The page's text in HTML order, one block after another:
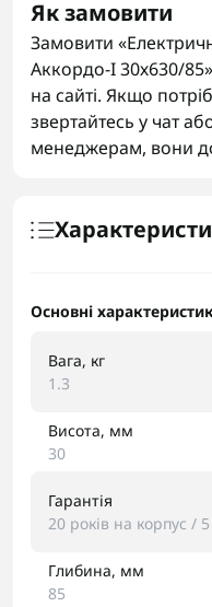
Як замовити
Замовити
Аккордо-I 30х630/
на сайті. Якщо
звертайтесь у чат
менеджерам, вони
Основні
Вага, кг
1.3
Висота, мм
30
Гарантія
20 років на корпус /
Глибина, мм
85